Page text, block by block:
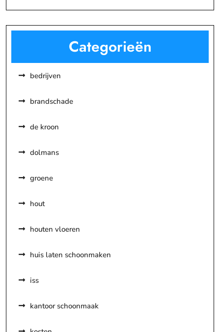
Categorieën
bedrijven
brandschade
de kroon
dolmans
groene
hout
houten vloeren
huis laten schoonmaken
iss
kantoor schoonmaak